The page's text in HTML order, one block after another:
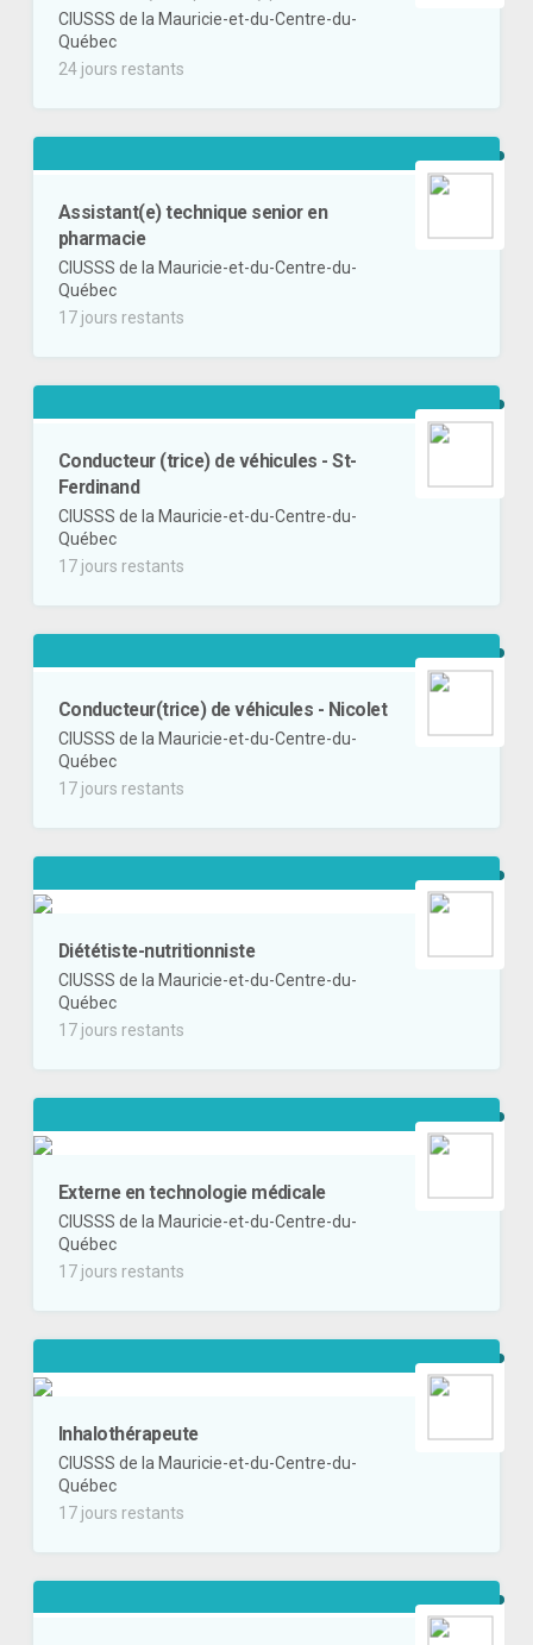
CIUSSS de la Mauricie-et-du-Centre-du-
Québec
24 jours restants
Assistant(e) technique senior en
pharmacie
CIUSSS de la Mauricie-et-du-Centre-du-
Québec
17 jours restants
Conducteur (trice) de véhicules - St-
Ferdinand
CIUSSS de la Mauricie-et-du-Centre-du-
Québec
17 jours restants
Conducteur(trice) de véhicules - Nicolet
CIUSSS de la Mauricie-et-du-Centre-du-
Québec
17 jours restants
Diététiste-nutritionniste
CIUSSS de la Mauricie-et-du-Centre-du-
Québec
17 jours restants
Externe en technologie médicale
CIUSSS de la Mauricie-et-du-Centre-du-
Québec
17 jours restants
Inhalothérapeute
CIUSSS de la Mauricie-et-du-Centre-du-
Québec
17 jours restants